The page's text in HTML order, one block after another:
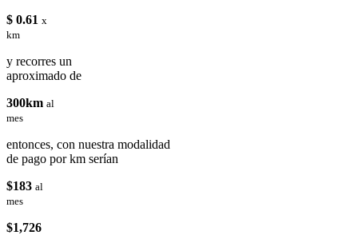
$ 0.61 x
km
y recorres un
aproximado de
300km al
mes
entonces, con nuestra modalidad
de pago por km serían
$183 al
mes
$1,726